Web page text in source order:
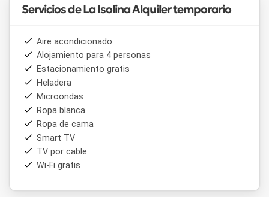
amenities, parrilla, jardines y estacionamiento privado. La
al disfrute en familia o con amigos.
El entorno natural y la proximidad a las principales bodegas
Luján de Cuyoconvierten a este alojamiento en una
opción destacada para quienes buscan una experiencia en
el corazón de la región vitivinícola mendocina, con las
sierras precordilleranas
Servicios de La Isolina Alquiler temporario
Aire acondicionado
Alojamiento para 4 personas
Estacionamiento gratis
Heladera
Microondas
Ropa blanca
Ropa de cama
Smart TV
TV por cable
Wi-Fi gratis